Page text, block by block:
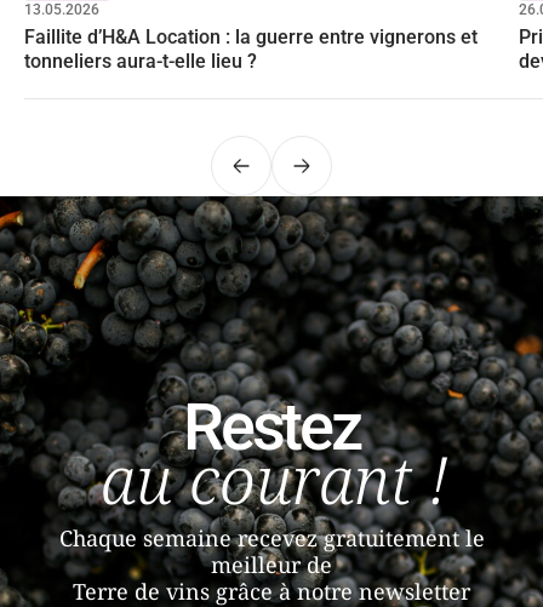
13.05.2026
Faillite d’H&A Location : la guerre entre vignerons et
tonneliers aura-t-elle lieu ?
PrécédentSuivant
Restez
au courant !
Chaque semaine recevez gratuitement le
meilleur de
Terre de vins grâce à notre newsletter